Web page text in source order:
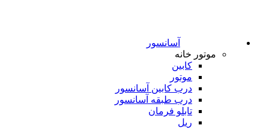
آسانسور
موتور خانه
کابین
موتور
درب کابین آسانسور
درب طبقه آسانسور
تابلو فرمان
ریل